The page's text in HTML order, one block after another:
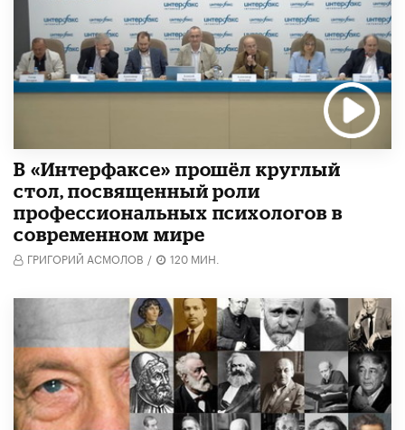
В «Интерфаксе» прошёл круглый
стол, посвященный роли
профессиональных психологов в
современном мире
ГРИГОРИЙ АСМОЛОВ / 120 МИН.